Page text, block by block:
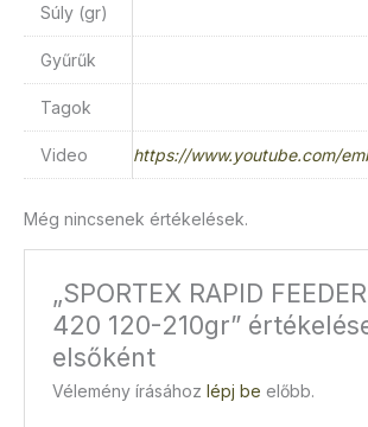
Súly (gr)
Gyűrűk
Tagok
Video https://www.youtube.com/
Még nincsenek értékelések.
„SPORTEX RAPID
420 120-210gr”
elsőként
Vélemény írásáhozlépj be előbb.